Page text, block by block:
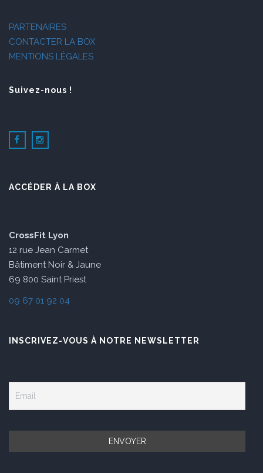
PARTENAIRES
CONTACTER LA BOX
MENTIONS LÉGALES
Suivez-nous !
ACCÉDER À LA BOX
CrossFit Lyon
12 rue Jean Carmet
Bâtiment Noir & Jaune
69 800 Saint Priest
09 67 01 92 04
INSCRIVEZ-VOUS À NOTRE NEWSLETTER